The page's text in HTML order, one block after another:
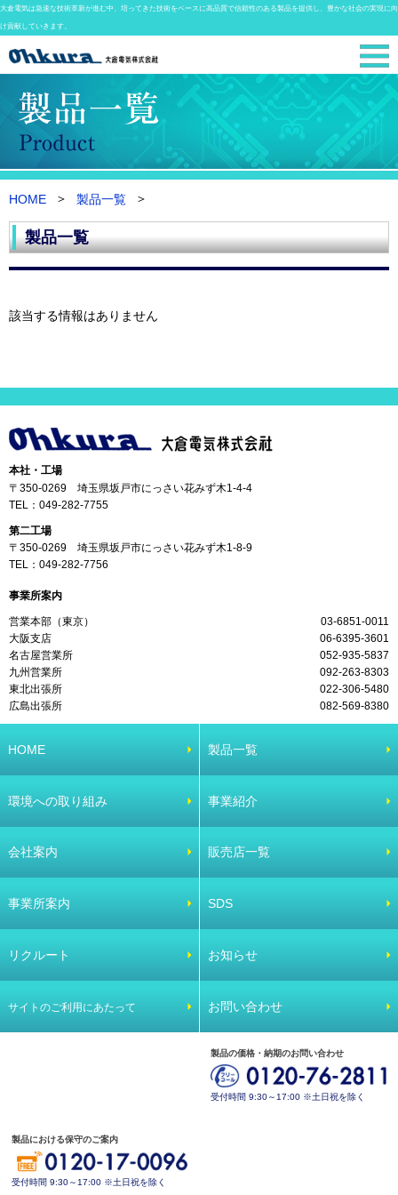
大倉電気は急速な技術革新が進む中、培ってきた技術をベースに高品質で信頼性のある製品を提供し、豊かな社会の実現に向
け貢献していきます。
HOME 製品一覧
製品一覧
該当する情報はありません
本社・工場
〒350-0269 埼玉県坂戸市にっさい花みず木1-4-4
TEL： 049-282-7755
第二工場
〒350-0269 埼玉県坂戸市にっさい花みず木1-8-9
TEL： 049-282-7756
事業所案内
営業本部（東京）
03-6851-0011
大阪支店
06-6395-3601
名古屋営業所
052-935-5837
九州営業所
092-263-8303
東北出張所
022-306-5480
広島出張所
082-569-8380
HOME 製品一覧
環境への取り組み 事業紹介
会社案内 販売店一覧
事業所案内 SDS
リクルート お知らせ
サイトのご利用にあたって お問い合わせ
製品の価格・納期のお問い合わせ
受付時間 9:30～17:00 ※土日祝を除く
製品における保守のご案内
受付時間 9:30～17:00 ※土日祝を除く